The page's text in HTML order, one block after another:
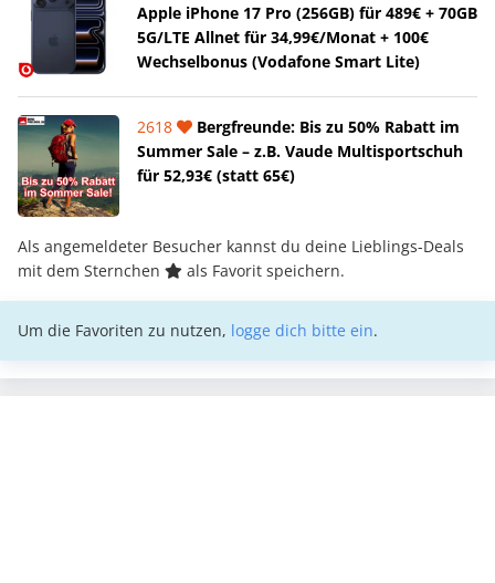
Apple iPhone 17 Pro (256GB) für 489€ + 70GB
5G/LTE Allnet für 34,99€/Monat + 100€
Wechselbonus (Vodafone Smart Lite)
2618
Bergfreunde: Bis zu 50% Rabatt im
Summer Sale – z.B. Vaude Multisportschuh
für 52,93€ (statt 65€)
Als angemeldeter Besucher kannst du deine Lieblings-Deals
mit dem Sternchen
als Favorit speichern.
Um die Favoriten zu nutzen, logge dich bitte ein.